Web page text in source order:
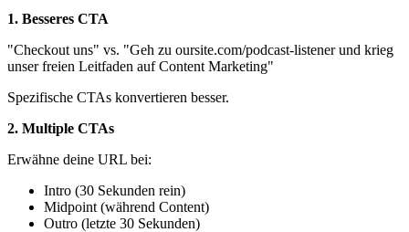
1. Besseres CTA
"Checkout uns" vs. "Geh zu oursite.com/podcast-listener und krieg
unser freien Leitfaden auf Content Marketing"
Spezifische CTAs konvertieren besser.
2. Multiple CTAs
Erwähne deine URL bei:
Intro (30 Sekunden rein)
Midpoint (während Content)
Outro (letzte 30 Sekunden)